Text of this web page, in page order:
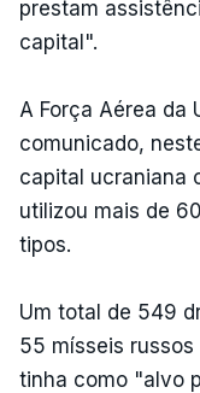
prestam
capital".
A Força Aérea da
comunicado,
capital ucraniana
utilizou mais de
tipos.
Um total de 549
55 mísseis
tinha como "alvo